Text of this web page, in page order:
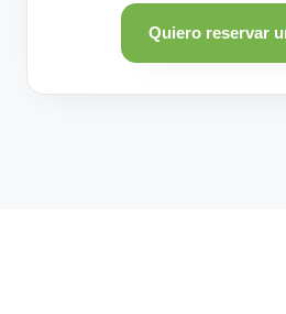
Quiero reservar